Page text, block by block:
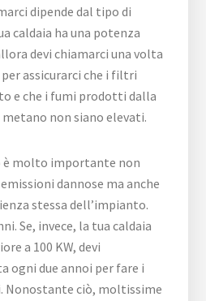
dipende dal tipo di
caldaia ha una potenza
devi chiamarci una volta
assicurarci che i filtri
e che i fumi prodotti dalla
non siano elevati.
è molto importante non
dannose ma anche
stessa dell’impianto.
Se, invece, la tua caldaia
a 100 KW, devi
ogni due annoi per fare i
ciò, moltissime